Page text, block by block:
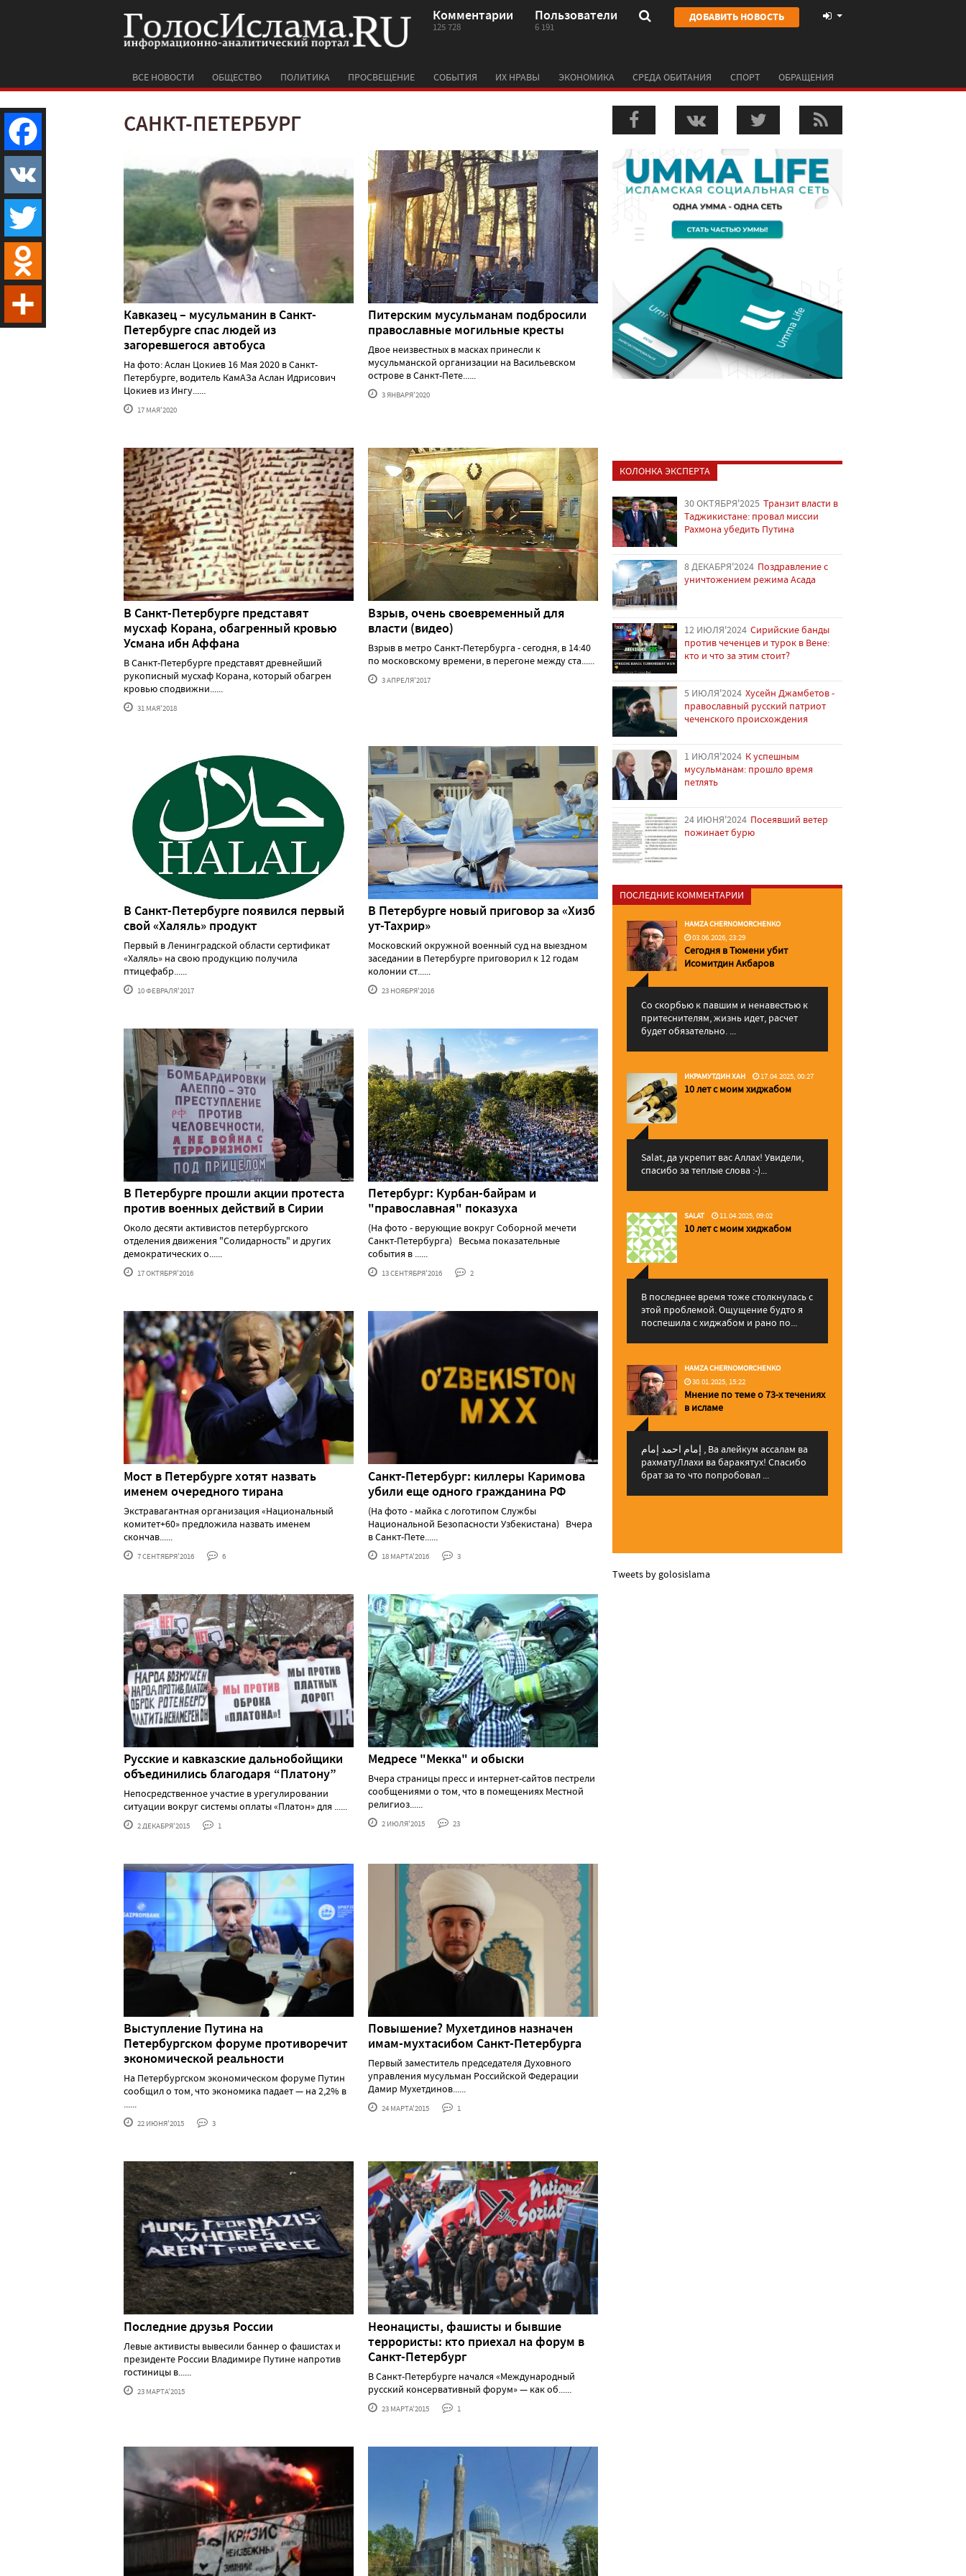
Комментарии
125 728
Пользователи
6 191
ДОБАВИТЬ НОВОСТЬ
ВСЕ НОВОСТИ ОБЩЕСТВО ПОЛИТИКА ПРОСВЕЩЕНИЕ СОБЫТИЯ ИХ НРАВЫ ЭКОНОМИКА СРЕДА ОБИТАНИЯ СПОРТ ОБРАЩЕНИЯ
САНКТ-ПЕТЕРБУРГ
Кавказец – мусульманин в Санкт-
Петербурге спас людей из
загоревшегося автобуса
На фото: Аслан Цокиев 16 Мая 2020 в Санкт-
Петербурге, водитель КамАЗа Аслан Идрисович
Цокиев из Ингу......
17 МАЯ'2020
Питерским мусульманам подбросили
православные могильные кресты
Двое неизвестных в масках принесли к
мусульманской организации на Васильевском
острове в Санкт-Пете......
3 ЯНВАРЯ'2020
В Санкт-Петербурге представят
мусхаф Корана, обагренный кровью
Усмана ибн Аффана
В Санкт-Петербурге представят древнейший
рукописный мусхаф Корана, который обагрен
кровью сподвижни......
31 МАЯ'2018
Взрыв, очень своевременный для
власти (видео)
Взрыв в метро Санкт-Петербурга - сегодня, в 14:40
по московскому времени, в перегоне между ста......
3 АПРЕЛЯ'2017
В Санкт-Петербурге появился первый
свой «Халяль» продукт
Первый в Ленинградской области сертификат
«Халяль» на свою продукцию получила
птицефабр......
10 ФЕВРАЛЯ'2017
В Петербурге новый приговор за «Хизб
ут-Тахрир»
Московский окружной военный суд на выездном
заседании в Петербурге приговорил к 12 годам
колонии ст......
23 НОЯБРЯ'2016
В Петербурге прошли акции протеста
против военных действий в Сирии
Около десяти активистов петербургского
отделения движения "Солидарность" и других
демократических о......
17 ОКТЯБРЯ'2016
Петербург: Курбан-байрам и
"православная" показуха
(На фото - верующие вокруг Соборной мечети
Санкт-Петербурга) Весьма показательные
события в ......
13 СЕНТЯБРЯ'2016 2
Мост в Петербурге хотят назвать
именем очередного тирана
Экстравагантная организация «Национальный
комитет+60» предложила назвать именем
скончав......
7 СЕНТЯБРЯ'2016 6
Санкт-Петербург: киллеры Каримова
убили еще одного гражданина РФ
(На фото - майка с логотипом Службы
Национальной Безопасности Узбекистана) Вчера
в Санкт-Пете......
18 МАРТА'2016 3
Русские и кавказские дальнобойщики
объединились благодаря “Платону”
Непосредственное участие в урегулировании
ситуации вокруг системы оплаты «Платон» для ......
2 ДЕКАБРЯ'2015 1
Медресе "Мекка" и обыски
Вчера страницы пресс и интернет-сайтов пестрели
сообщениями о том, что в помещениях Местной
религиоз......
2 ИЮЛЯ'2015 23
Выступление Путина на
Петербургском форуме противоречит
экономической реальности
На Петербургском экономическом форуме Путин
сообщил о том, что экономика падает — на 2,2% в
......
22 ИЮНЯ'2015 3
Повышение? Мухетдинов назначен
имам-мухтасибом Санкт-Петербурга
Первый заместитель председателя Духовного
управления мусульман Российской Федерации
Дамир Мухетдинов......
24 МАРТА'2015 1
Последние друзья России
Левые активисты вывесили баннер о фашистах и
президенте России Владимире Путине напротив
гостиницы в......
23 МАРТА'2015
Неонацисты, фашисты и бывшие
террористы: кто приехал на форум в
Санкт-Петербург
В Санкт-Петербурге начался «Международный
русский консервативный форум» — как об......
23 МАРТА'2015 1
КОЛОНКА ЭКСПЕРТА
30 ОКТЯБРЯ'2025 Транзит власти в
Таджикистане: провал миссии
Рахмона убедить Путина
8 ДЕКАБРЯ'2024 Поздравление с
уничтожением режима Асада
12 ИЮЛЯ'2024 Сирийские банды
против чеченцев и турок в Вене:
кто и что за этим стоит?
5 ИЮЛЯ'2024 Хусейн Джамбетов -
православный русский патриот
чеченского происхождения
1 ИЮЛЯ'2024 К успешным
мусульманам: прошло время
петлять
24 ИЮНЯ'2024 Посеявший ветер
пожинает бурю
ПОСЛЕДНИЕ КОММЕНТАРИИ
HAMZA CHERNOMORCHENKO
03.06.2026, 23:29
Сегодня в Тюмени убит
Исомитдин Акбаров
Со скорбью к павшим и ненавестью к
притеснителям, жизнь идет, расчет
будет обязательно. ...
ИКРАМУТДИН ХАН 17.04.2025, 00:27
10 лет с моим хиджабом
Salat, да укрепит вас Аллаx! Увидели,
спасибо за теплые слова :-)...
SALAT 11.04.2025, 09:02
10 лет с моим хиджабом
В последнее время тоже столкнулась с
этой проблемой. Ощущение будто я
поспешила с хиджабом и рано по...
HAMZA CHERNOMORCHENKO
30.01.2025, 15:22
Мнение по теме о 73-х течениях
в исламе
إمام احمد إمام , Ва алейкум ассалам ва
рахматуЛлахи ва баракятух! Спасибо
брат за то что попробовал ...
Tweets by golosislama
Facebook
VK
Twitter
Odnoklassniki